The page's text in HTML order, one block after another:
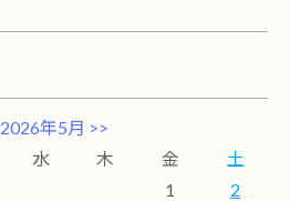
2026年5月 >>
水 木 金
土
1
2